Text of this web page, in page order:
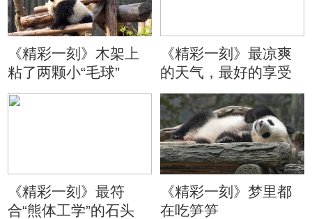
《精彩一刻》木架上
粘了两颗小“毛球”
《精彩一刻》最凉爽
的天气，最好的享受
《精彩一刻》最符
合“熊体工学”的石头
《精彩一刻》梦里都
在吃笋笋